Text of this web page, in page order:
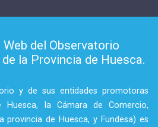
Web del Observatorio
la Provincia de Huesca.
y de sus entidades promotoras
Huesca, la Cámara de Comercio,
provincia de Huesca, y Fundesa) es